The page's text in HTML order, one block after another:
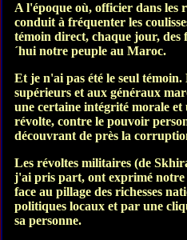
A l'époque où, officier dans les
conduit à fréquenter les
témoin direct, chaque jour, des
´hui notre peuple au Maroc.
Et je n'ai pas été le seul
supérieurs et aux généraux
une certaine intégrité morale
révolte, contre le pouvoir
découvrant de près la
Les révoltes militaires (de
j'ai pris part, ont exprimé
face au pillage des richesses
politiques locaux et par une
sa personne.